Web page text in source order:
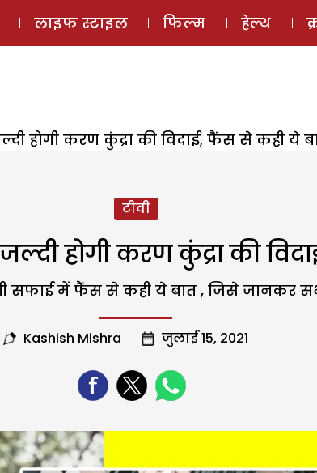
ई-मैगज़ीन
लाइफ स्टाइल फिल्म हेल्थ
होगी करण कुंद्रा की विदाई, फैंस से कही ये
टीवी
होगी करण कुंद्रा की
सफाई में फैंस से कही ये बात , जिसे जानकर
Kashish Mishra जुलाई 15, 2021